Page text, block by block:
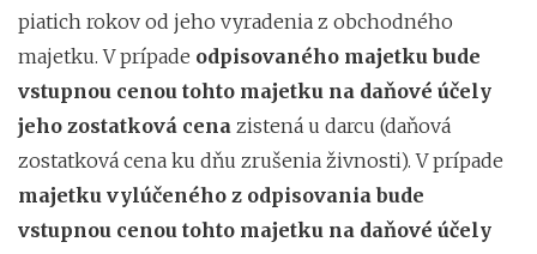
piatich rokov od jeho vyradenia z obchodného
majetku. V prípade odpisovaného majetku bude
vstupnou cenou tohto majetku na daňové účely
jeho zostatková cena zistená u darcu (daňová
zostatková cena ku dňu zrušenia živnosti). V prípade
majetku vylúčeného z odpisovania bude
vstupnou cenou tohto majetku na daňové účely